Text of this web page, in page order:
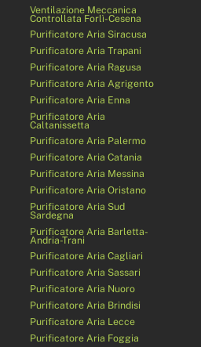
Ventilazione Meccanica
Controllata Forlì-Cesena
Purificatore Aria Siracusa
Purificatore Aria Trapani
Purificatore Aria Ragusa
Purificatore Aria Agrigento
Purificatore Aria Enna
Purificatore Aria
Caltanissetta
Purificatore Aria Palermo
Purificatore Aria Catania
Purificatore Aria Messina
Purificatore Aria Oristano
Purificatore Aria Sud
Sardegna
Purificatore Aria Barletta-
Andria-Trani
Purificatore Aria Cagliari
Purificatore Aria Sassari
Purificatore Aria Nuoro
Purificatore Aria Brindisi
Purificatore Aria Lecce
Purificatore Aria Foggia